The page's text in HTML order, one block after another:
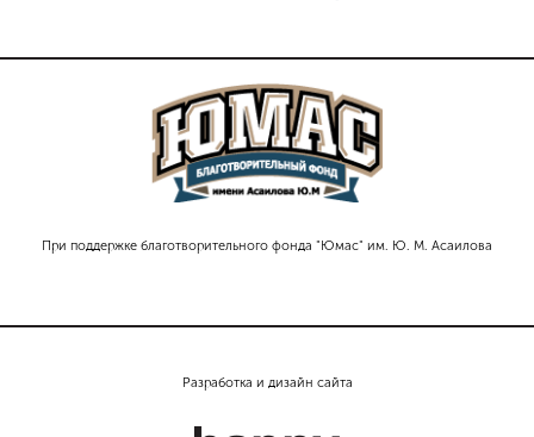
При поддержке благотворительного фонда "Юмас" им. Ю. М. Асаилова
Разработка и дизайн сайта